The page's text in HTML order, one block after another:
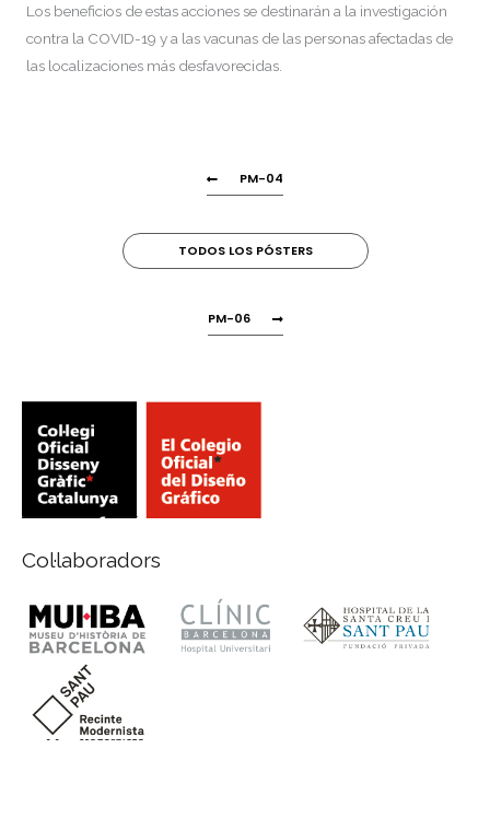
Los beneficios de estas acciones se destinarán a la investigación
contra la COVID-19 y a las vacunas de las personas afectadas de
las localizaciones más desfavorecidas.
PM-04
TODOS LOS PÓSTERS
PM-06
Col·laboradors